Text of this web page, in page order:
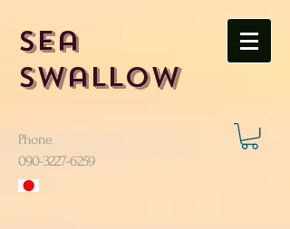
Sea
Swallow
Phone
​090-3227-6259